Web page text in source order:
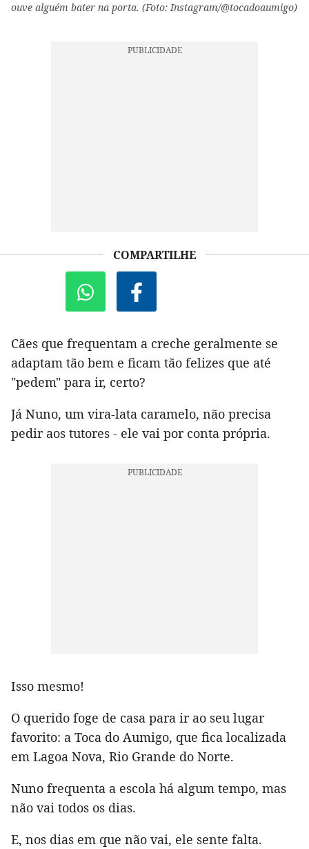
ouve alguém bater na porta. (Foto: Instagram/@tocadoaumigo)
COMPARTILHE
Cães que frequentam a creche geralmente se
adaptam tão bem e ficam tão felizes que até
"pedem" para ir, certo?
Já Nuno, um vira-lata caramelo, não precisa
pedir aos tutores - ele vai por conta própria.
Isso mesmo!
O querido foge de casa para ir ao seu lugar
favorito: a Toca do Aumigo, que fica localizada
em Lagoa Nova, Rio Grande do Norte.
Nuno frequenta a escola há algum tempo, mas
não vai todos os dias.
E, nos dias em que não vai, ele sente falta.